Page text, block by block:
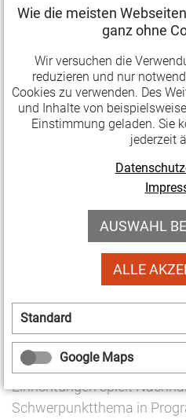
Qualifizierungs- und
Förderung von Investitionen
Sanierung von Gebäuden
diese Entwicklung
unterstützen. So kann sich
entfalten. Die Ergebnisse
"Das braucht’s!
grundlegenden Bereichen
Nachhaltigkeitsaktivitäten
Forderungen an die Politik.
Nachhaltigkeit spielt
"Das braucht's!" gibt einen
welchen Bereichen
Initiativen bereits aktiv sind.
Einrichtungen spielt
Schwerpunktthema in
Wie die meisten
ganz ohne
Wir versuchen die
reduzieren und nur
Cookies zu verwenden. Des
und Inhalte von
Einstimmung geladen. Sie
jederzeit
AUSWAHL
ALLE
Standard
Google Maps